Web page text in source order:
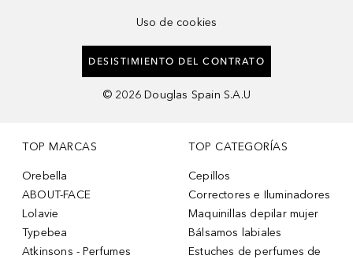
Uso de cookies
DESISTIMIENTO DEL CONTRATO
© 2026 Douglas Spain S.A.U
TOP MARCAS
Orebella
ABOUT-FACE
Lolavie
Typebea
Atkinsons - Perfumes
TOP CATEGORÍAS
Cepillos
Correctores e Iluminadores
Maquinillas depilar mujer
Bálsamos labiales
Estuches de perfumes de